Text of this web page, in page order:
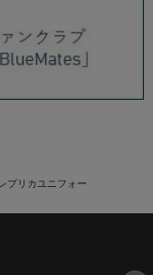
プリカユニフォー